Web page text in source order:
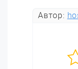
Автор: